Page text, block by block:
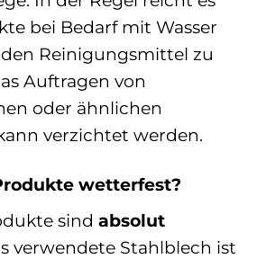
bei Bedarf mit Wasser
Reinigungsmittel zu
Auftragen von
oder ähnlichen
verzichtet werden.
wetterfest?
sind absolut
verwendete Stahlblech ist